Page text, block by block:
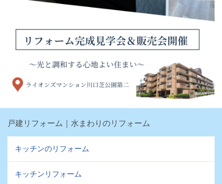
戸建リフォーム｜水まわりのリフォーム
キッチンのリフォーム
キッチンリフォーム